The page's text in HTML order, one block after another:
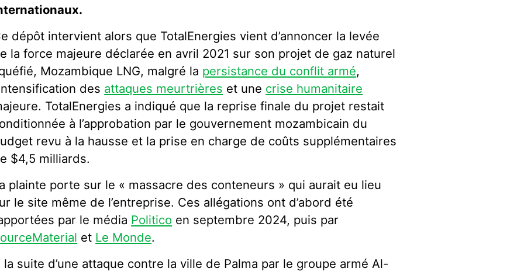
dépôt intervient alors que TotalEnergies vient d’annoncer la levée
la force majeure déclarée en avril 2021 sur son projet de gaz naturel
Mozambique LNG, malgré la persistance du conflit armé,
des attaques meurtrières et une crise humanitaire
TotalEnergies a indiqué que la reprise finale du projet restait
à l’approbation par le gouvernement mozambicain du
revu à la hausse et la prise en charge de coûts supplémentaires
$4,5 milliards.
plainte porte sur le « massacre des conteneurs » qui aurait eu lieu
le site même de l’entreprise. Ces allégations ont d’abord été
par le média Politico en septembre 2024, puis par
et Le Monde.
la suite d’une attaque contre la ville de Palma par le groupe armé Al-